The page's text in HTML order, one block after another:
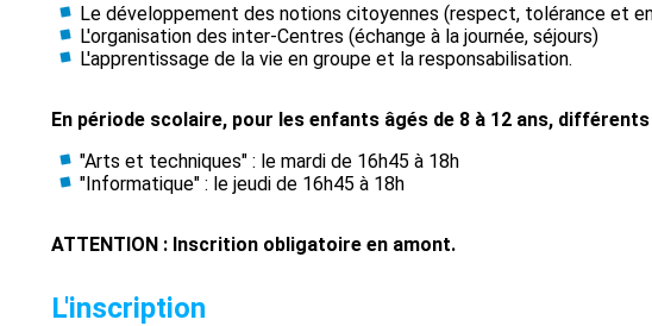
Le développement des notions citoyennes (respect, tolérance et
L'organisation des inter-Centres (échange à la journée, séjours)
L'apprentissage de la vie en groupe et la responsabilisation.
En période scolaire, pour les enfants âgés de 8 à 12 ans,
"Arts et techniques" : le mardi de 16h45 à 18h
"Informatique" : le jeudi de 16h45 à 18h
ATTENTION : Inscrition obligatoire en amont.
L'inscription